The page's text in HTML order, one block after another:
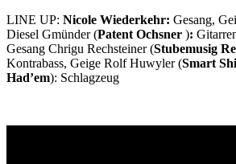
LINE UP: Nicole Wiederkehr: Gesang,
Diesel Gmünder (Patent Ochsner ):
Gesang Chrigu Rechsteiner (Stubemusig
Kontrabass, Geige Rolf Huwyler (Smart
Had’em): Schlagzeug